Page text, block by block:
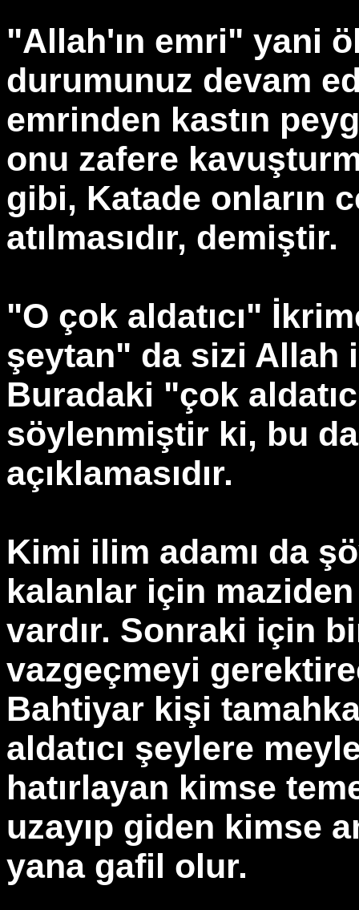
"Allah'ın emri" yani
durumunuz devam
emrinden kastın
onu zafere
gibi, Katade onların
atılmasıdır, demiştir.
"O çok aldatıcı"
şeytan" da sizi Allah
Buradaki "çok
söylenmiştir ki, bu
açıklamasıdır.
Kimi ilim adamı da
kalanlar için
vardır. Sonraki için
vazgeçmeyi
Bahtiyar kişi
aldatıcı şeylere
hatırlayan kimse
uzayıp giden kimse
yana gafil olur.